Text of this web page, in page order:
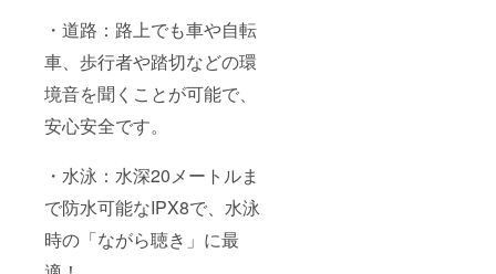
・道路：路上でも車や自転
車、歩行者や踏切などの環
境音を聞くことが可能で、
安心安全です。
・水泳：水深20メートルま
で防水可能なIPX8で、水泳
時の「ながら聴き」に最